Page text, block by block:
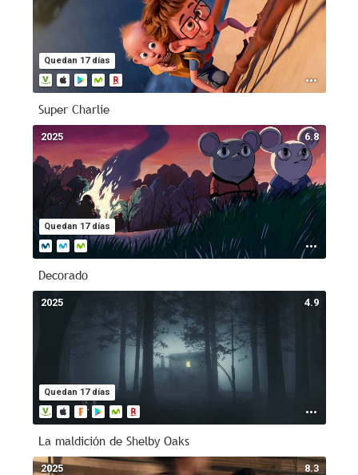
Quedan 17 días
Super Charlie
6.8
Quedan 17 días
2025
Decorado
4.9
Quedan 17 días
2025
La maldición de Shelby Oaks
8.3
2025